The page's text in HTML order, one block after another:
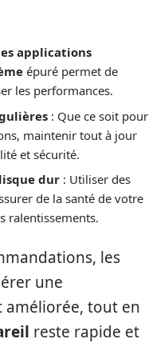
applications
épuré permet de
les performances.
: Que ce soit pour
maintenir tout à jour
et sécurité.
dur : Utiliser des
de la santé de votre
ralentissements.
les
une
tout en
reste rapide et